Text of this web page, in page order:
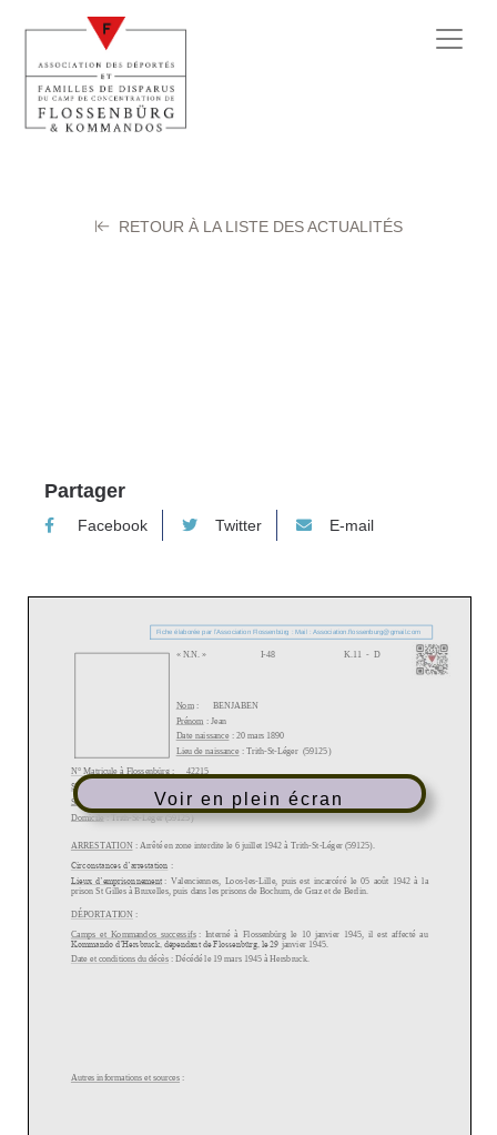
RETOUR À LA LISTE DES ACTUALITÉS
Partager
Facebook Twitter E-mail
Voir en plein écran